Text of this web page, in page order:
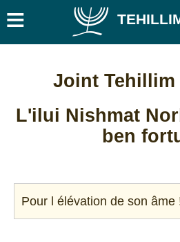
≡
Joint Tehillim
L'ilui Nishmat
ben
Pour l élévation de son âme